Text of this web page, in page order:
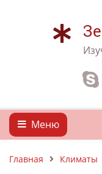
Меню
Главная Климаты